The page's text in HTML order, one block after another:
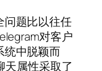
问题比以往任
对客户
统中脱颖而
天属性采取了